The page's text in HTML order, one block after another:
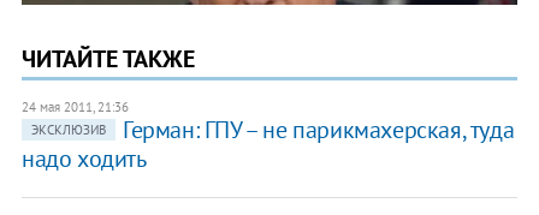
ЧИТАЙТЕ ТАКЖЕ
24 мая 2011, 21:36
ЭКСКЛЮЗИВ
Герман: ГПУ – не парикмахерская, туда
надо ходить